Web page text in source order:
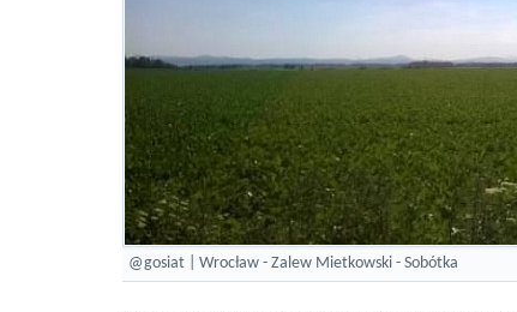
@gosiat | Wrocław - Zalew Mietkowski - Sobótka